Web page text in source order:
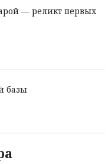
— реликт первых
базы